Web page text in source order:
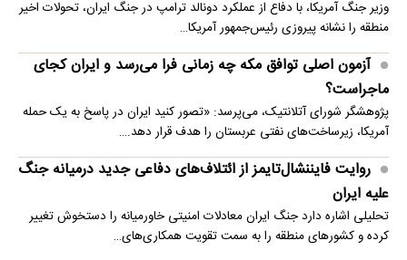
وزیر جنگ آمریکا، با دفاع از عملکرد دونالد ترامپ در جنگ ایران، تحولات اخیر
منطقه را نشانه پیروزی رئیس‌جمهور آمریکا…
آزمون اصلی توافق مکه چه زمانی فرا می‌رسد و ایران کجای
ماجراست؟
پژوهشگر شورای آتلانتیک، می‌پرسد: «تصور کنید ایران در پاسخ به یک حمله
آمریکا، زیرساخت‌های نفتی عربستان را هدف قرار دهد.…
روایت فایننشال‌تایمز از ائتلاف‌های دفاعی جدید درمیانه جنگ
علیه ایران
تحلیلی اشاره دارد جنگ ایران معادلات امنیتی خاورمیانه را دستخوش تغییر
کرده و کشورهای منطقه را به سمت تقویت همکاری‌های…